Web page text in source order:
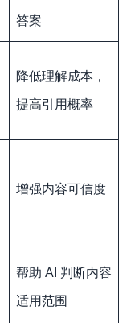
答案
降低理解成本，
提高引用概率
增强内容可信度
帮助 AI 判断内容
适用范围